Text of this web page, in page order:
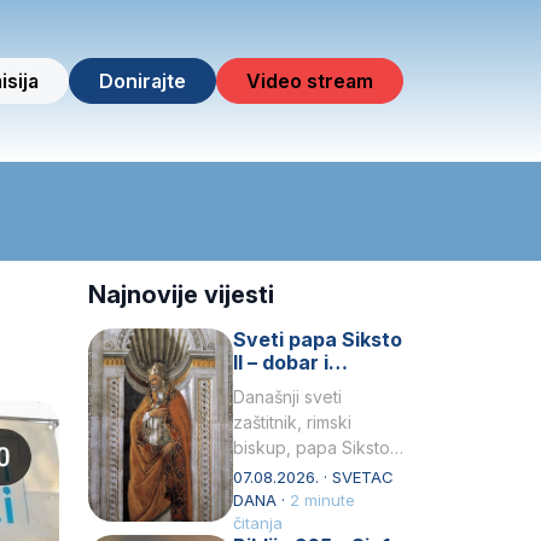
Donirajte Video stream
Najnovije vijesti
Sveti papa Siksto
II – dobar i
miroljubiv pastir
Današnji sveti
zaštitnik, rimski
biskup, papa Siksto
(Sixtus) II, prema
knjizi Liber
Pontificalis bio je
07.08.2026. · SVETAC
DANA · 2 minute
čitanja